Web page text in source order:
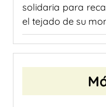
solidaria para
el tejado de su